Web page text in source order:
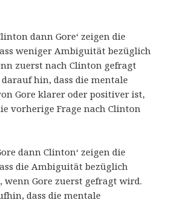
dann Gore‘ zeigen die
weniger Ambiguität bezüglich
zuerst nach Clinton gefragt
hin, dass die mentale
Gore klarer oder positiver ist,
vorherige Frage nach Clinton
dann Clinton‘ zeigen die
die Ambiguität bezüglich
Gore zuerst gefragt wird.
dass die mentale